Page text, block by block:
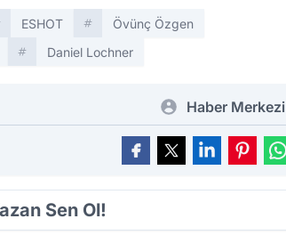
ESHOT
Övünç Özgen
Daniel Lochner
Haber Merkezi
Sen Ol!